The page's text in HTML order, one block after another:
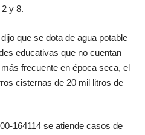
y 8.
que se dota de agua potable
educativas que no cuentan
frecuente en época seca, el
cisternas de 20 mil litros de
164114 se atiende casos de